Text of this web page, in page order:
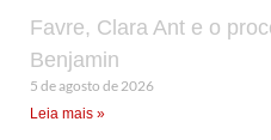
Favre, Clara Ant e o
Benjamin
5 de agosto de 2026
Leia mais »